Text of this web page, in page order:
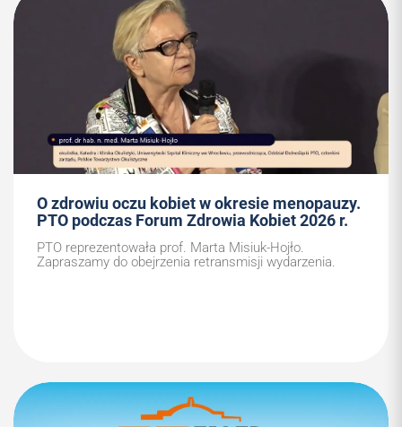
O zdrowiu oczu kobiet w okresie menopauzy.
PTO podczas Forum Zdrowia Kobiet 2026 r.
PTO reprezentowała prof. Marta Misiuk-Hojło.
Zapraszamy do obejrzenia retransmisji wydarzenia.